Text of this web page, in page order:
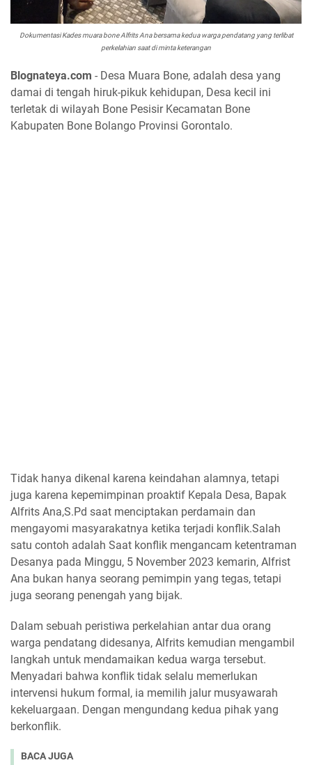
Dokumentasi Kades muara bone Alfrits Ana bersama kedua warga pendatang yang terlibat
perkelahian saat di minta keterangan
Blognateya.com - Desa Muara Bone, adalah desa yang
damai di tengah hiruk-pikuk kehidupan, Desa kecil ini
terletak di wilayah Bone Pesisir Kecamatan Bone
Kabupaten Bone Bolango Provinsi Gorontalo.
Tidak hanya dikenal karena keindahan alamnya, tetapi
juga karena kepemimpinan proaktif Kepala Desa, Bapak
Alfrits Ana,S.Pd saat menciptakan perdamain dan
mengayomi masyarakatnya ketika terjadi konflik.Salah
satu contoh adalah Saat konflik mengancam ketentraman
Desanya pada Minggu, 5 November 2023 kemarin, Alfrist
Ana bukan hanya seorang pemimpin yang tegas, tetapi
juga seorang penengah yang bijak.
Dalam sebuah peristiwa perkelahian antar dua orang
warga pendatang didesanya, Alfrits kemudian mengambil
langkah untuk mendamaikan kedua warga tersebut.
Menyadari bahwa konflik tidak selalu memerlukan
intervensi hukum formal, ia memilih jalur musyawarah
kekeluargaan. Dengan mengundang kedua pihak yang
berkonflik.
BACA JUGA